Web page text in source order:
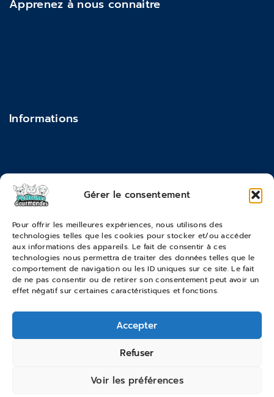
Gérer le consentement
Pour offrir les meilleures expériences, nous utilisons des
technologies telles que les cookies pour stocker et/ou accéder
aux informations des appareils. Le fait de consentir à ces
technologies nous permettra de traiter des données telles que le
comportement de navigation ou les ID uniques sur ce site. Le fait
de ne pas consentir ou de retirer son consentement peut avoir un
effet négatif sur certaines caractéristiques et fonctions.
Accepter
Refuser
Voir les préférences
Apprenez à nous connaitre
Informations
Moyens de paiements
Conditions générales de vente
Suivi de commande
Services & Retours
Modes de livraison
© 2026 Pattounes Gourmandes